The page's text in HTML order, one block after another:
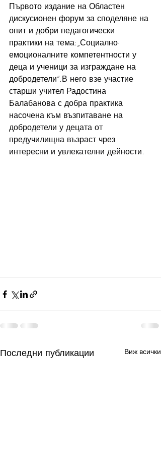
Първото издание на Областен
дискусионен форум за споделяне на
опит и добри педагогически
практики на тема:„Социално-
емоционалните компетентности у
деца и ученици за изграждане на
добродетели“.В него взе участие
старши учител Радостина
Балабанова с добра практика
насочена към възпитаване на
добродетели у децата от
предучилищна възраст чрез
интересни и увлекателни дейности.
Последни публикации Виж всички